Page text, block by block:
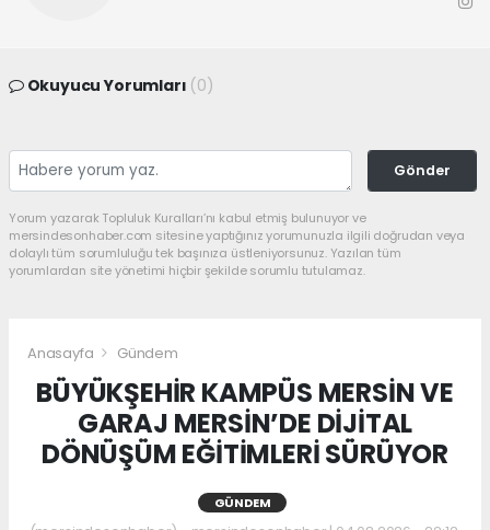
Okuyucu Yorumları (0)
Gönder
Yorum yazarak Topluluk Kuralları’nı kabul etmiş bulunuyor ve
mersindesonhaber.com sitesine yaptığınız yorumunuzla ilgili doğrudan veya
dolaylı tüm sorumluluğu tek başınıza üstleniyorsunuz. Yazılan tüm
yorumlardan site yönetimi hiçbir şekilde sorumlu tutulamaz.
Anasayfa Gündem
BÜYÜKŞEHİR KAMPÜS MERSİN VE
GARAJ MERSİN’DE DİJİTAL
DÖNÜŞÜM EĞİTİMLERİ SÜRÜYOR
GÜNDEM